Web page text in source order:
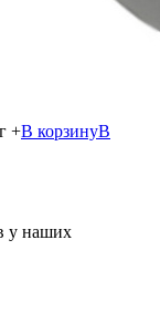
+В корзинуВ
у наших